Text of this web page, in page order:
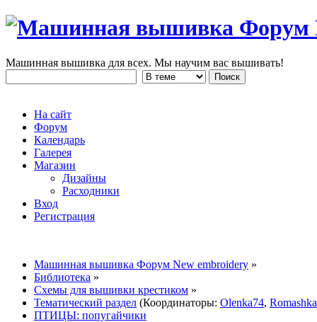
Машинная вышивка для всех. Мы научим вас вышивать!
На сайт
Форум
Календарь
Галерея
Магазин
Дизайны
Расходники
Вход
Регистрация
Машинная вышивка Форум New embroidery »
Библиотека »
Схемы для вышивки крестиком »
Тематический раздел (Координаторы: Olenka74, Romashka
ПТИЦЫ: попугайчики